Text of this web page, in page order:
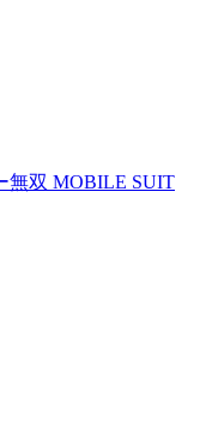
双 MOBILE SUIT